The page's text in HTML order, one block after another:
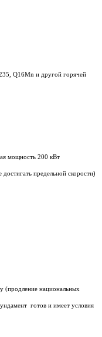
Q16Mn и другой горячей
мощность 200 кВт
предельной скорости)
(продление национальных
готов и имеет условия